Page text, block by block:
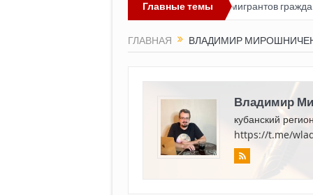
Главные темы
Россия лишает политических эмигрантов гражданских
ГЛАВНАЯ ВЛАДИМИР
Владимир
кубанский
https://t.me/